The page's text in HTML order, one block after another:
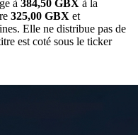
à 384,50 GBX à la
325,00 GBX et
Elle ne distribue pas de
est coté sous le ticker